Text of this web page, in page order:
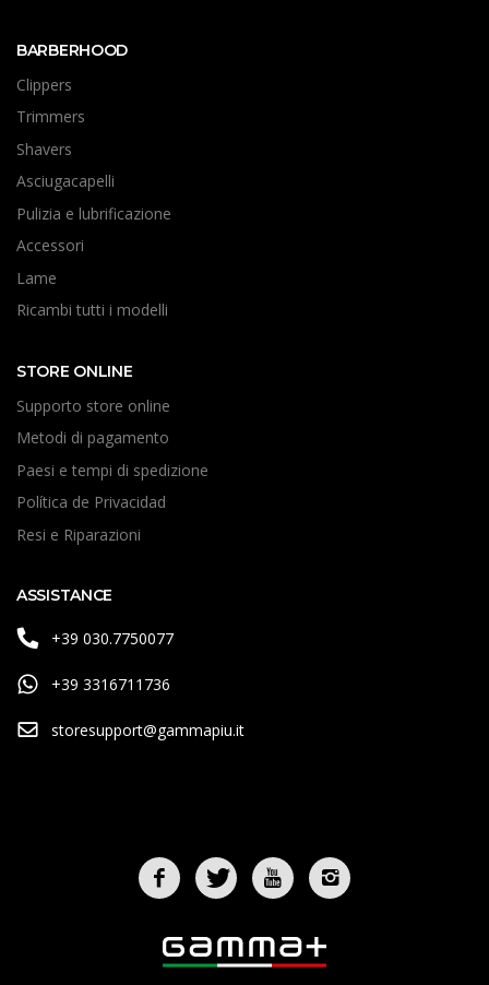
BARBERHOOD
Clippers
Trimmers
Shavers
Asciugacapelli
Pulizia e lubrificazione
Accessori
Lame
Ricambi tutti i modelli
STORE ONLINE
Supporto store online
Metodi di pagamento
Paesi e tempi di spedizione
Política de Privacidad
Resi e Riparazioni
ASSISTANCE
+39 030.7750077
+39 3316711736
storesupport@gammapiu.it